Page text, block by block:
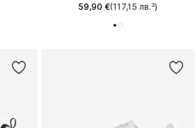
59,90 €(117,15 лв.³)